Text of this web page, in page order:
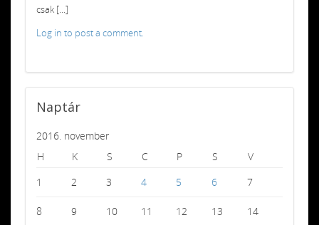
csak [...]
Log in to post a comment.
Naptár
2016. november
H
K S C P S
V
1
2 3 4 5 6 7
8 9 10 11 12 13 14